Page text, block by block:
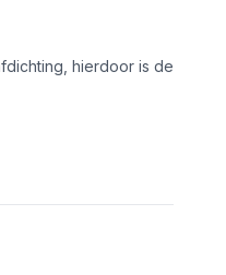
hierdoor is de